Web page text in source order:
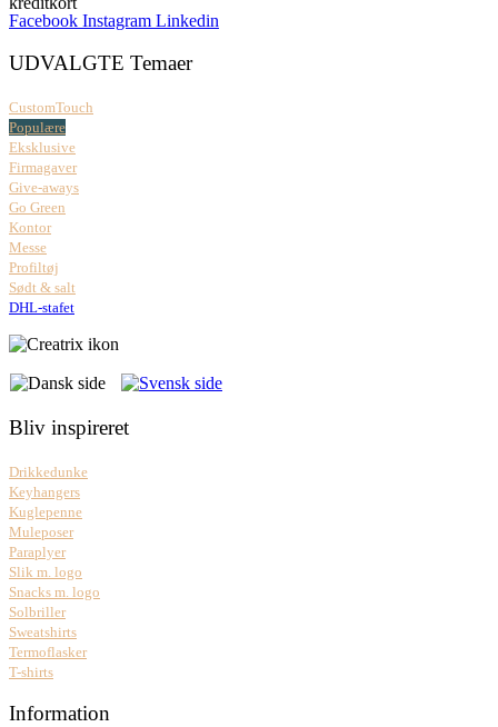
Facebook Instagram Linkedin
UDVALGTE Temaer
CustomTouch
Populære
Eksklusive
Firmagaver
Give-aways
Go Green
Kontor
Messe
Profiltøj
Sødt & salt
DHL-stafet
Bliv inspireret
Drikkedunke
Keyhangers
Kuglepenne
Muleposer
Paraplyer
Slik m. logo
Snacks m. logo
Solbriller
Sweatshirts
Termoflasker
T-shirts
Information